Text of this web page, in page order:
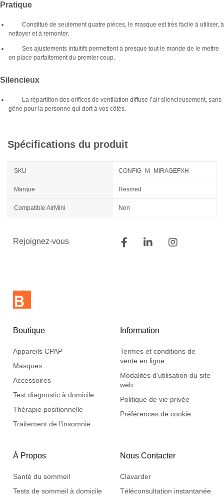
Pratique
Constitué de seulement quatre pièces, le masque est très facile à utiliser, à
nettoyer et à remonter.
Ses ajustements intuitifs permettent à presque tout le monde de le mettre
en place parfaitement du premier coup.
Silencieux
La répartition des orifices de ventilation diffuse l’air silencieusement, sans
gêne pour la personne qui dort à vos côtés.
Spécifications du produit
SKU CONFIG_M_MIRAGEFXH
Marque Resmed
Compatible AirMini Non
Rejoignez-vous
Boutique
Appareils CPAP
Masques
Accessoires
Test diagnostic à domicile
Thérapie positionnelle
Traitement de l'insomnie
Information
Termes et conditions de
vente en ligne
Modalités d'utilisation du site
web
Politique de vie privée
Préférences de cookie
À Propos
Santé du sommeil
Tests de sommeil à domicile
Nous Contacter
Clavarder
Téléconsultation instantanée